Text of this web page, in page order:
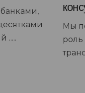
.....
Мы
роль